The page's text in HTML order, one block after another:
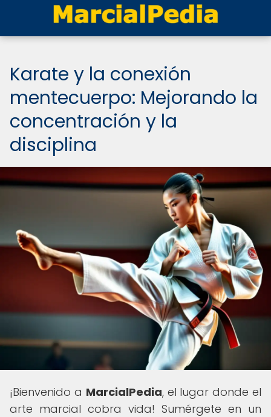
Karate y la conexión
mentecuerpo: Mejorando la
concentración y la
disciplina
¡Bienvenido a MarcialPedia, el lugar donde el
arte marcial cobra vida! Sumérgete en un